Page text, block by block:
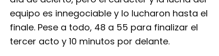
equipo es innegociable y lo lucharon hasta el
finale. Pese a todo, 48 a 55 para finalizar el
tercer acto y 10 minutos por delante.